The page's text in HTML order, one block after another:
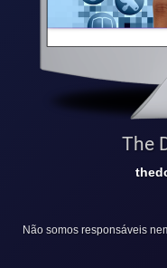
The
Não somos responsáveis